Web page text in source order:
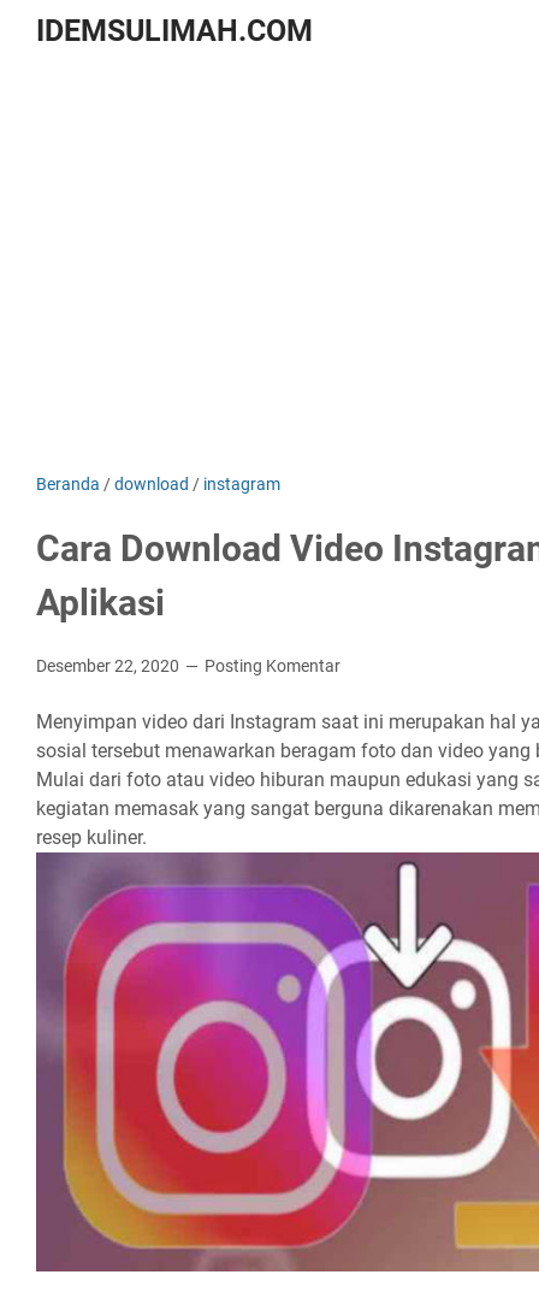
IDEMSULIMAH.COM
Beranda /download / instagram
Cara Download Video
Aplikasi
Desember 22, 2020 Posting Komentar
Menyimpan video dari Instagram saat ini merupakan hal
sosial tersebut menawarkan beragam foto dan video
Mulai dari foto atau video hiburan maupun edukasi yang
kegiatan memasak yang sangat berguna dikarenakan
resep kuliner.